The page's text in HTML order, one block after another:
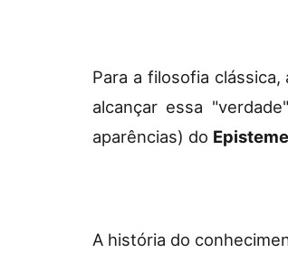
Para a filosofia
alcançar essa
aparências) do Episteme
A história do